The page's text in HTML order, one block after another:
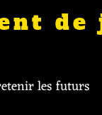
de
les futurs